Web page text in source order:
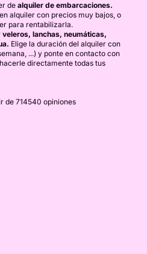
de alquiler de embarcaciones.
alquiler con precios muy bajos, o
para rentabilizarla.
veleros, lanchas, neumáticas,
Elige la duración del alquiler con
...) y ponte en contacto con
directamente todas tus
de 714540 opiniones